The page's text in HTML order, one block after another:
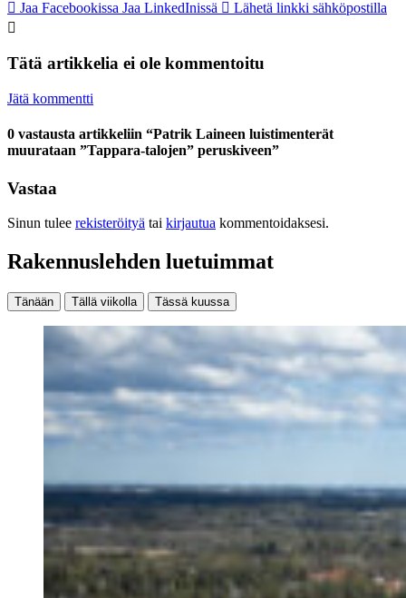
Jaa Facebookissa Jaa LinkedInissä Lähetä linkki sähköpostilla
Tätä artikkelia ei ole kommentoitu
Jätä kommentti
0 vastausta artikkeliin “Patrik Laineen luistimenterät
muurataan ”Tappara-talojen” peruskiveen”
Vastaa
Sinun tulee rekisteröityä tai kirjautua kommentoidaksesi.
Rakennuslehden luetuimmat
Tänään Tällä viikolla Tässä kuussa